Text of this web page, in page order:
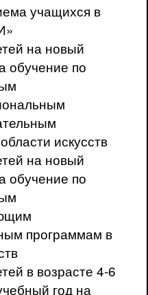
учащихся в
на новый
обучение по
искусств
на новый
обучение по
программам в
в возрасте 4-6
год на